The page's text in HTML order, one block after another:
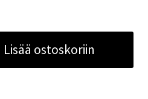
Lisää ostoskoriin